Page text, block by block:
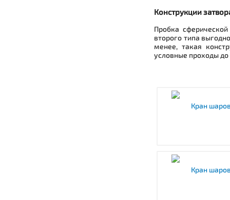
Конструкции
Пробка
второго типа
менее, такая
условные проходы
Кран
Кран